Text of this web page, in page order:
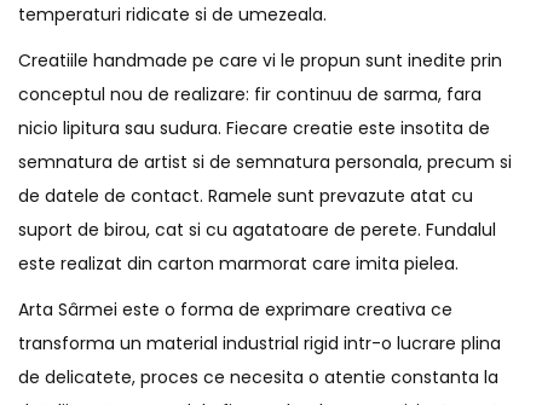
temperaturi ridicate si de umezeala.
Creatiile handmade pe care vi le propun sunt inedite prin
conceptul nou de realizare: fir continuu de sarma, fara
nicio lipitura sau sudura. Fiecare creatie este insotita de
semnatura de artist si de semnatura personala, precum si
de datele de contact. Ramele sunt prevazute atat cu
suport de birou, cat si cu agatatoare de perete. Fundalul
este realizat din carton marmorat care imita pielea.
Arta Sârmei este o forma de exprimare creativa ce
transforma un material industrial rigid intr-o lucrare plina
de delicatete, proces ce necesita o atentie constanta la